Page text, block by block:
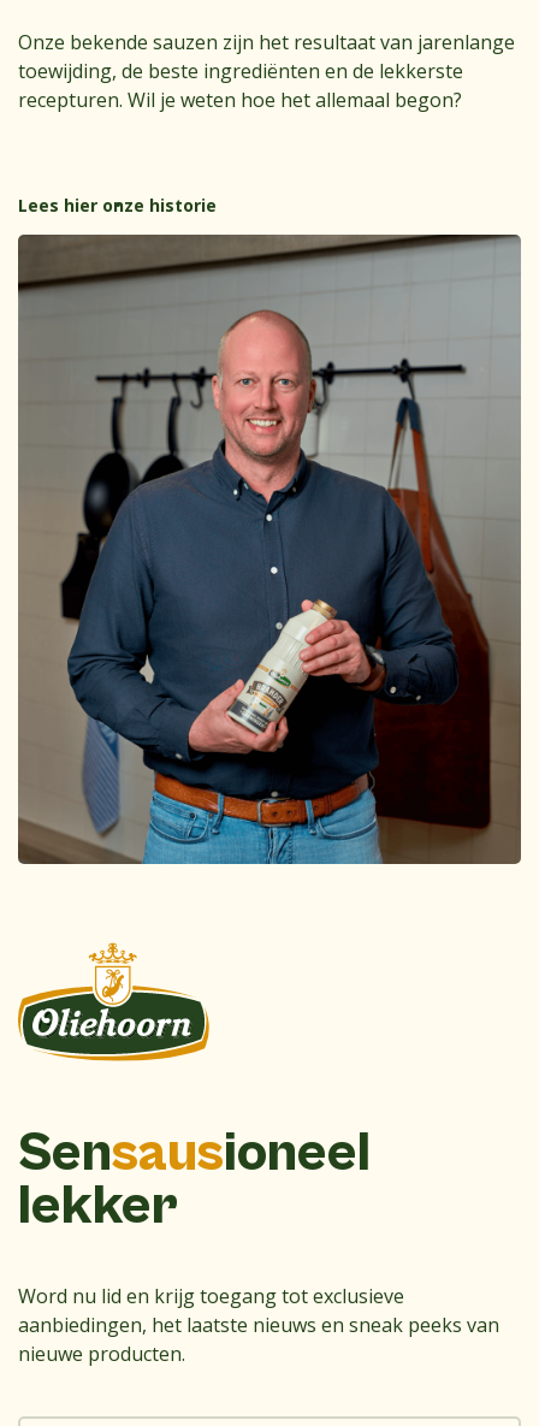
Onze bekende sauzen zijn het resultaat van jarenlange
toewijding, de beste ingrediënten en de lekkerste
recepturen. Wil je weten hoe het allemaal begon?
Lees hier onze historie
Sensausioneel
lekker
Word nu lid en krijg toegang tot exclusieve
aanbiedingen, het laatste nieuws en sneak peeks van
nieuwe producten.